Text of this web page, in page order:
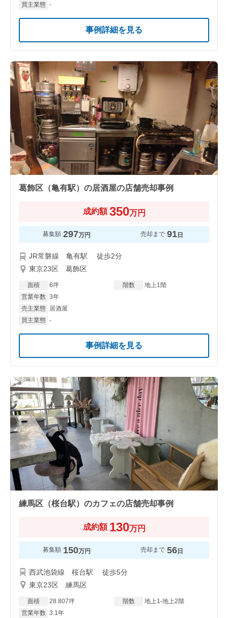
買主業態 -
事例詳細を見る
葛飾区（亀有駅）の居酒屋の店舗売却事例
成約額 350万円
募集額 297万円 売却まで 91日
JR常磐線 亀有駅 徒歩2分
東京23区 葛飾区
面積 6坪 階数
地上1階
営業年数 3年
売主業態
居酒屋
買主業態 -
事例詳細を見る
練馬区（桜台駅）のカフェの店舗売却事例
成約額 130万円
募集額 150万円 売却まで 56日
西武池袋線 桜台駅 徒歩5分
東京23区 練馬区
面積 28.807坪 階数
地上1-地上2階
営業年数 3.1年